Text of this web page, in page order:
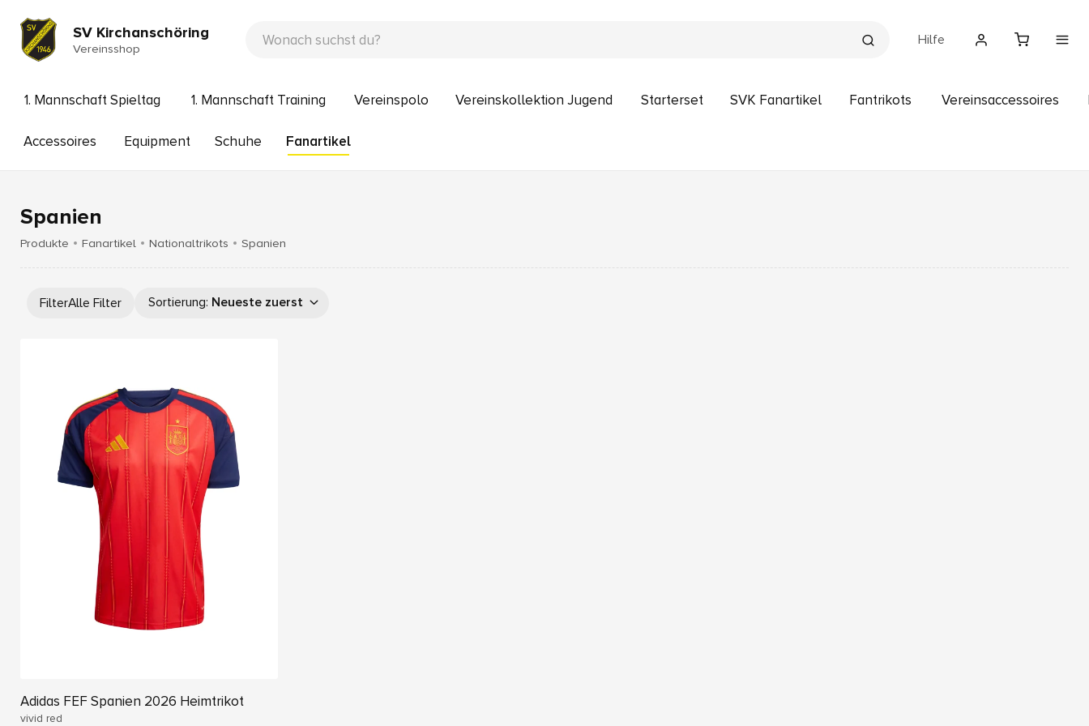
SV Kirchanschöring
Vereinsshop
Hilfe
1. Mannschaft Spieltag 1. Mannschaft Training Vereinspolo Vereinskollektion Jugend Starterset SVK Fanartikel Fantrikots Vereinsaccessoires
Accessoires Equipment Schuhe Fanartikel
Spanien
Produkte Fanartikel Nationaltrikots Spanien
FilterAlle Filter Sortierung: Neueste zuerst
Adidas FEF Spanien 2026 Heimtrikot
vivid red